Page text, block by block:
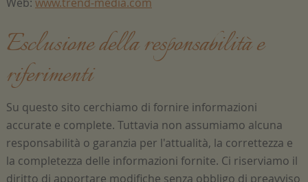
Esclusione della responsabilità e
riferimenti
Su questo sito cerchiamo di fornire informazioni
accurate e complete. Tuttavia non assumiamo alcuna
responsabilità o garanzia per l'attualità, la correttezza e
la completezza delle informazioni fornite. Ci riserviamo il
diritto di apportare modifiche senza obbligo di preavviso